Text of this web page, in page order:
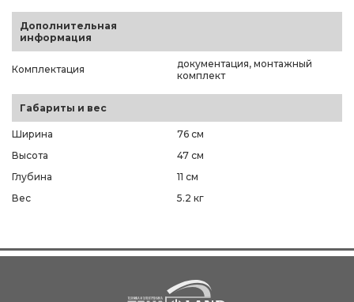
Дополнительная
информация
Комплектация
документация, монтажный
комплект
Габариты и вес
Ширина
76 см
Высота
47 см
Глубина
11 см
Вес
5.2 кг